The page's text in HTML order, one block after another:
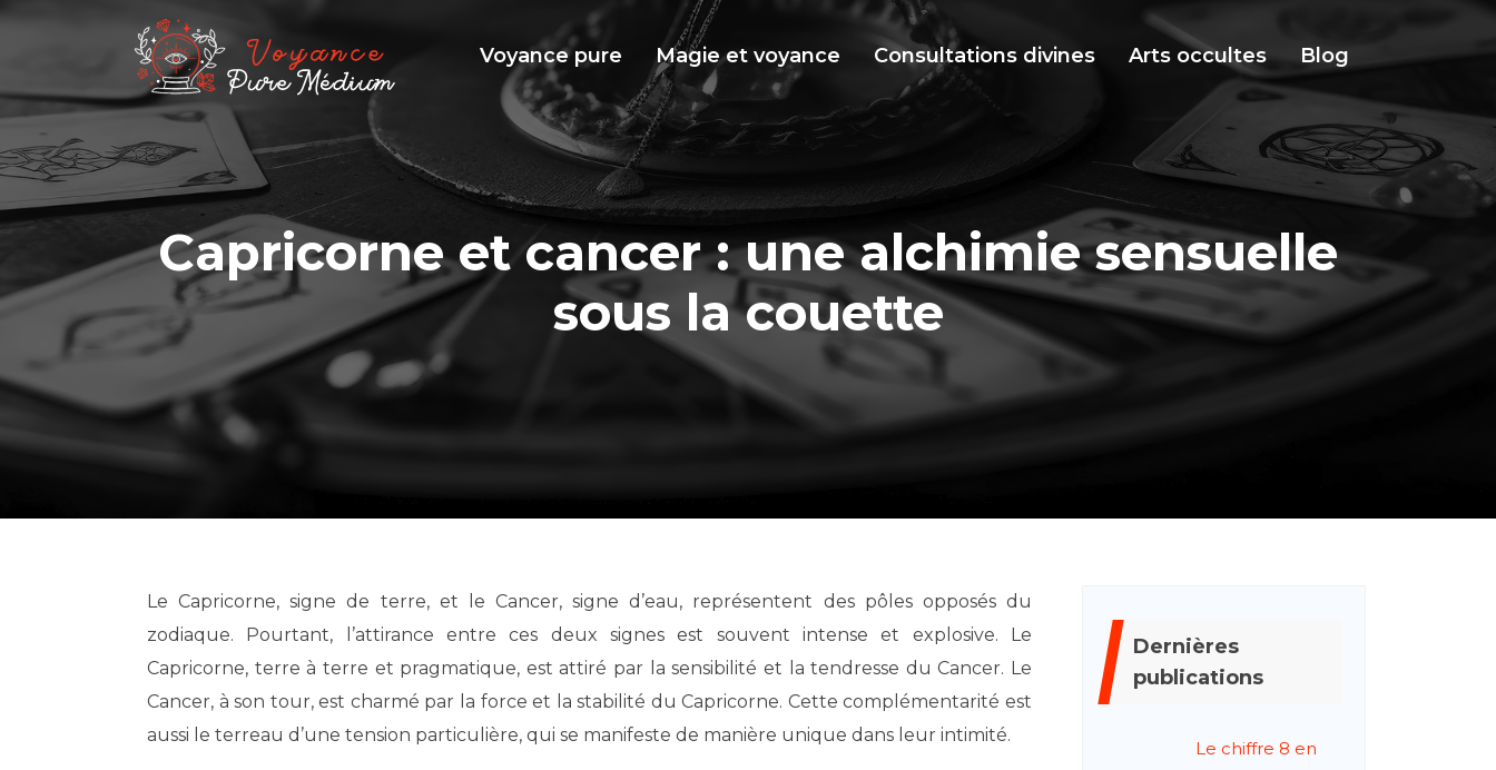
Voyance pure Magie et voyance Consultations divines Arts occultes Blog
Capricorne et cancer : une alchimie sensuelle
sous la couette
Le Capricorne, signe de terre, et le Cancer, signe d’eau, représentent des pôles opposés du
zodiaque. Pourtant, l’attirance entre ces deux signes est souvent intense et explosive. Le
Capricorne, terre à terre et pragmatique, est attiré par la sensibilité et la tendresse du Cancer. Le
Cancer, à son tour, est charmé par la force et la stabilité du Capricorne. Cette complémentarité est
aussi le terreau d’une tension particulière, qui se manifeste de manière unique dans leur intimité.
Dernières
publications
Le chiffre 8 en